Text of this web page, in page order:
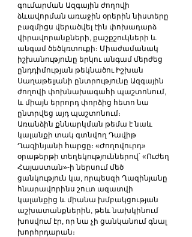
գումարման Ազգային ժողովի
ձևավորման առաջին օրերին նիստերը
բազմիցս վերածվել էին փոխադարձ
վիրավորանքների, քաշքշուկների և
անգամ ծեծկռտուքի։ Միաժամանակ
իշխանությունը երկու անգամ մերժեց
ընդդիմության թեկնածու Իշխան
Սաղաթելյանի ընտրությունը Ազգային
ժողովի փոխնախագահի պաշտոնում,
և միայն երրորդ փորձից հետո նա
ընտրվեց այդ պաշտոնում։
Առանձին քննարկման թեմա է նաև
կալանքի տակ գտնվող Դավիթ
Ղազինյանի հարցը։ «Ժողովուրդ»
օրաթերթի տեղեկություններով՝ «Ուժեղ
Հայաստան»-ի ներսում մեծ
ցանկություն կա, որպեսզի Ղազինյանը
հնարավորինս շուտ ազատվի
կալանքից և միանա խմբակցության
աշխատանքներին, թեև նախկինում
խոսվում էր, որ նա չի ցանկանում գնալ
խորհրդարան։